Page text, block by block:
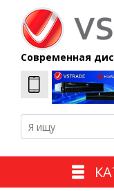
Современная